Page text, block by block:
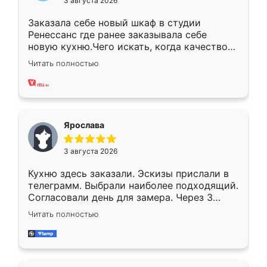
Заказала себе новый шкаф в студии
Ренессанс где ранее заказывала себе
новую кухню.Чего искать, когда качеством
вполне довольна. Служит кухня уже почти
два года, нареканий нет.
Читать полностью
Ярослава
3 августа 2026
Кухню здесь заказали. Эскизы прислали в
телеграмм. Выбрали наиболее подходящий.
Согласовали день для замера. Через 3
недели кухня была уже готова. Остались
довольны работой. Спасибо Ренессанс
мебель за качественную работу!
Читать полностью